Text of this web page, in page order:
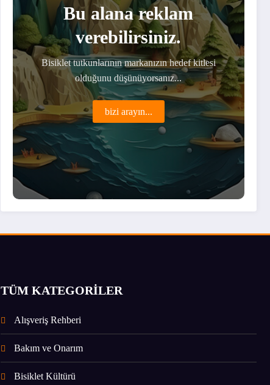
Bu alana reklam
verebilirsiniz.
Bisiklet tutkunlarının markanızın hedef kitlesi
olduğunu düşünüyorsanız...
bizi arayın...
TÜM KATEGORİLER
Alışveriş Rehberi
Bakım ve Onarım
Bisiklet Kültürü